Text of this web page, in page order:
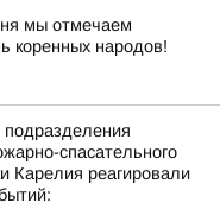
мы отмечаем
коренных народов!
спасательного
Карелия реагировали